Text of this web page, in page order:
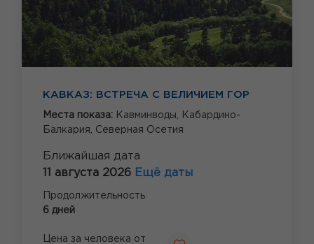
КАВКАЗ: ВСТРЕЧА С ВЕЛИЧИЕМ ГОР
Места показа: Кавминводы,
Кабардино-
Балкария, Северная Осетия
Ближайшая дата
11 августа 2026 Ещё даты
Продолжительность
6 дней
Цена за человека от